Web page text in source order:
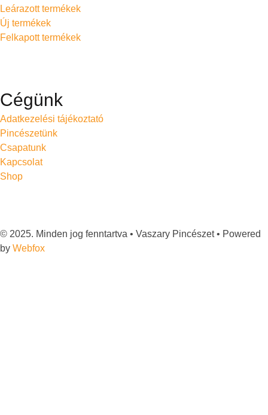
Leárazott termékek
Új termékek
Felkapott termékek
Cégünk
Adatkezelési tájékoztató
Pincészetünk
Csapatunk
Kapcsolat
Shop
© 2025. Minden jog fenntartva • Vaszary Pincészet • Powered
by Webfox